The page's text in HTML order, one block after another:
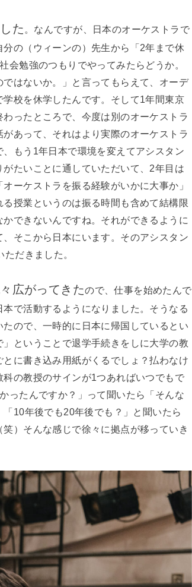
た 。なんですが、日本のオーケストラで
の（ウィーンの）先生から「2年まで休
会勉強のつもりでやってみたらどうか。
はないか。」と言ってもらえて、オーデ
校を休学したんです。そして1年間東京
ったところで、今度は別のオーケストラ
あって、それはより実際のオーケストラ
もう1年日本で環境を変えてアシスタン
たいことに通していただいて、2年目は
ーケストラを振る経験がいかに大事か」
授業というのは振る時間も含めて結構限
できないんですね。それができるように
そこから日本にいます。そのアシスタン
だきました。
広がってきたので、仕事を始めたんで
で活動するようになりました。そうなる
ので、一時的に日本に帰国しているとい
ということで退学手続きをしに大学の教
に書き込み用紙がくるでしょ？払わなけ
の教授のサインが1つあればいつでもで
ったんですか？」って聞いたら「そんな
10年後でも20年後でも？」と聞いたら
）そんな感じで徐々に拠点が移っていき